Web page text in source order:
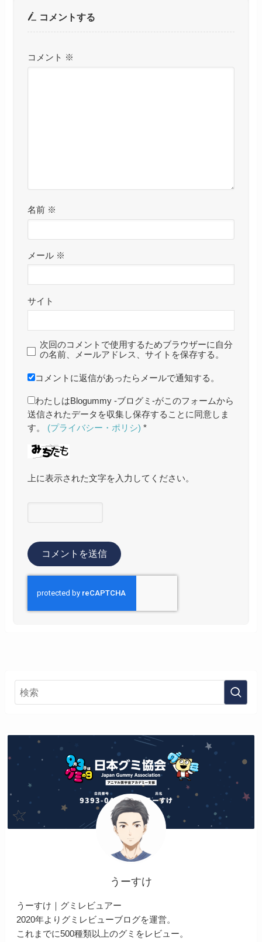
コメントする
コメント ※
名前 ※
メール ※
サイト
次回のコメントで使用するためブラウザーに自分
の名前、メールアドレス、サイトを保存する。
コメントに返信があったらメールで通知する。
わたしはBlogummy -ブログミ-がこのフォームから
送信されたデータを収集し保存することに同意しま
す。 (プライバシー・ポリシ) *
上に表示された文字を入力してください。
うーすけ
うーすけ｜グミレビュアー
2020年よりグミレビューブログを運営。
これまでに500種類以上のグミをレビュー。